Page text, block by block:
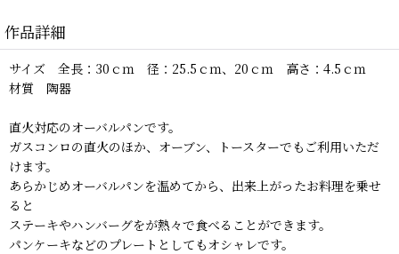
作品詳細
サイズ 全長：30ｃｍ 径：25.5ｃｍ、20ｃｍ 高さ：4.5ｃｍ
材質 陶器
直火対応のオーバルパンです。
ガスコンロの直火のほか、オーブン、トースターでもご利用いただ
けます。
あらかじめオーバルパンを温めてから、出来上がったお料理を乗せ
ると
ステーキやハンバーグをが熱々で食べることができます。
パンケーキなどのプレートとしてもオシャレです。